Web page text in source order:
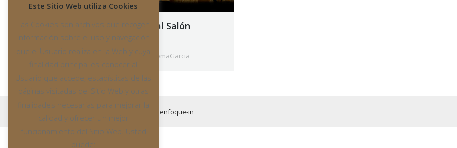
Coloma García vuelve al Salón
Gourmets 2023
13 abril, 2023 Noticias ByColomaGarcia
All rights reserved © 2016 Created by enfoque-in
Este Sitio Web utiliza Cookies
Las Cookies son archivos que recogen
información sobre el uso y navegación
que el Usuario realiza en la Web y cuya
finalidad principal es conocer al
Usuario que accede, estadísticas de las
páginas visitadas del Sitio Web y otras
finalidades necesarias para mejorar la
calidad y ofrecer un mejor
funcionamiento del Sitio Web. Usted
puede: